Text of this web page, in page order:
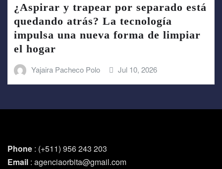
¿Aspirar y trapear por separado está
quedando atrás? La tecnología
impulsa una nueva forma de limpiar
el hogar
Yajaira Pacheco Polo Jul 10, 2026
Phone : (+511) 956 243 203
Email : agenciaorbita@gmail.com